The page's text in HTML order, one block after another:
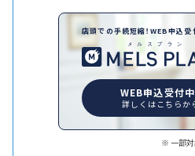
店頭での手続短縮！WEB申込受
WEB申込受付中
詳しくはこちらか
一部